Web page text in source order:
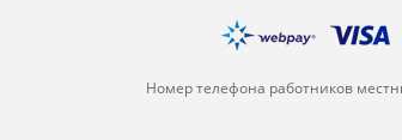
Номер телефона работников